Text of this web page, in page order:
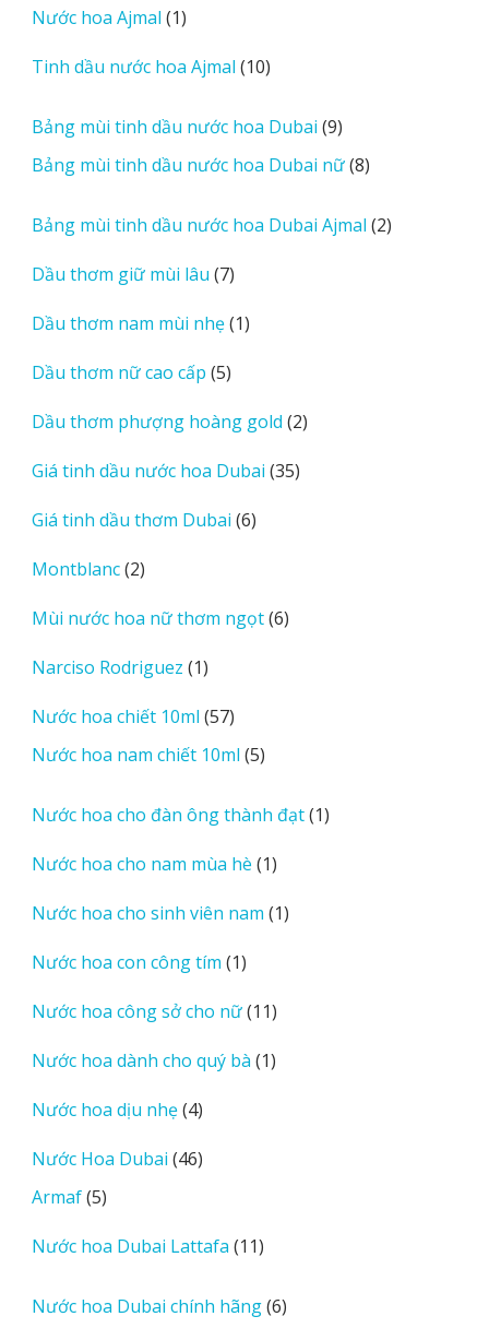
v
e
s
sản
phẩm
Nước hoa Ajmal 11
phẩm
Tinh dầu nước hoa Ajmal 1010
phẩm
Bảng mùi tinh dầu nước hoa Dubai 99
sản
phẩm
Bảng mùi tinh dầu nước hoa Dubai nữ 88
phẩm
Bảng mùi tinh dầu nước hoa Dubai Ajmal 22
Dầu thơm giữ mùi lâu 77
phẩm
Dầu thơm nam mùi nhẹ 11
Dầu thơm nữ cao cấp 55
phẩm
Dầu thơm phượng hoàng gold 22
Giá tinh dầu nước hoa Dubai 3535
Giá tinh dầu thơm Dubai 66
Montblanc 22
phẩm
Mùi nước hoa nữ thơm ngọt 66
Narciso Rodriguez 11
phẩm
Nước hoa chiết 10ml 5757
sản
phẩm
Nước hoa nam chiết 10ml 55
phẩm
Nước hoa cho đàn ông thành đạt 11
Nước hoa cho nam mùa hè 11
phẩm
Nước hoa cho sinh viên nam 11
Nước hoa con công tím 11
phẩm
Nước hoa công sở cho nữ 1111
phẩm
Nước hoa dành cho quý bà 11
Nước hoa dịu nhẹ 44
phẩm
Nước Hoa Dubai 4646
Armaf 55
phẩm
Nước hoa Dubai Lattafa 1111
phẩm
Nước hoa Dubai chính hãng 66